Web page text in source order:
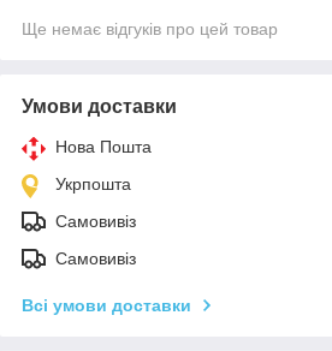
Ще немає відгуків про цей товар
Умови доставки
Нова Пошта
Укрпошта
Самовивіз
Самовивіз
Всі умови доставки